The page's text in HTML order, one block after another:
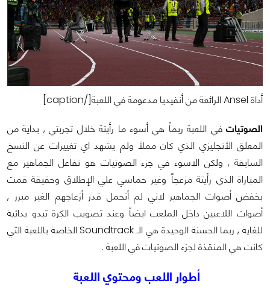
أداة Ansel الرائعة من أنفيديا مدعومة في اللعبة[/caption]
الصوتيات في اللعبة ربماً هي أسوء ما رأيتة خلال تجربتي , بداية من
المعلق الأنجليزي الذي كان مملاً ولم يشهد اي تغييرات عن النسخ
السابقة , ولكن الاسوء في جزء الصوتيات هو تفاعل الجماهير مع
المباراة الذي رأيتة مزعجاً وغير حماسي علي الإطلاق وحقيقة قمت
بخفض أصوات الجماهير لاني لم أتحمل قدر أزعاجهم الغير مبرر ,
أصوات اللاعبين داخل الملعب ايضاً وعند تصويب الكرة تبدو بدائية
للغاية , ربما الحسنة الوحيدة هي الـ Soundtrack الخاصة باللعبة التي
كانت هي المنقذة لجزء الصوتيات في اللعبة .
أطوار اللعب ومحتوي اللعبة